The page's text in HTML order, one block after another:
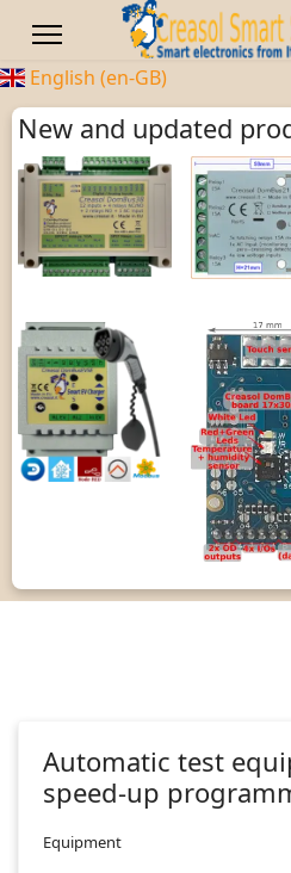
English (en-GB)
New and updated
Automatic test
speed-up
Equipment